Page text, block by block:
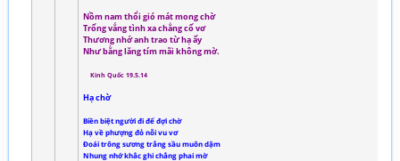
Nồm nam thổi gió mát mong chờ
Trống vắng tình xa chẳng cố vơ
Thương nhớ anh trao từ hạ ấy
Như bằng lăng tím mãi không mờ.
Kinh Quốc 19.5.14
Hạ chờ
Biền biệt người đi để đợi chờ
Hạ về phượng đỏ nỗi vu vơ
Đoái trông sương trắng sầu muôn dặm
Nhung nhớ khắc ghi chẳng phai mờ